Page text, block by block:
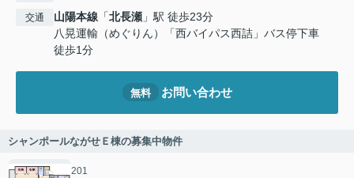
交通 山陽本線 「北長瀬 」駅 徒歩23分
八晃運輸（めぐりん）「西バイパス西詰」バス停下車
徒歩1分
無料 お問い合わせ
シャンポールながせＥ棟の募集中物件
201